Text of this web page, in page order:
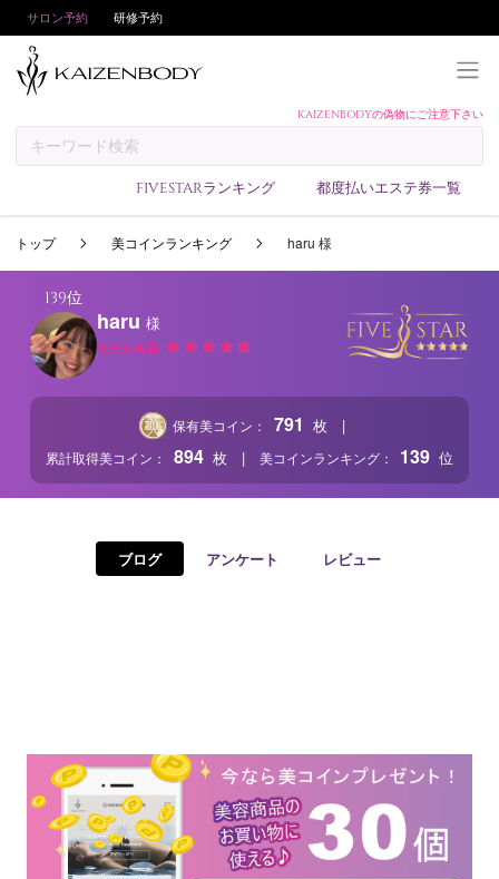
サロン予約 研修予約
KAIZENBODYの偽物にご注意下さい
FIVESTARランキング 都度払いエステ券一覧
予約方法
サロンランキング
ブログ
トップ 美コインランキング haru 様
139位
haru 様
モデル会員
保有美コイン： 791 枚 |
累計取得美コイン： 894枚 | 美コインランキング： 139 位
ブログ アンケート レビュー